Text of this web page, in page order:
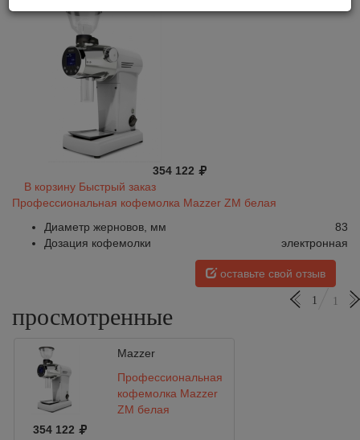
354 122
В корзину Быстрый заказ
Профессиональная кофемолка Mazzer ZM белая
Диаметр жерновов, мм
83
Дозация кофемолки
электронная
оставьте свой отзыв
просмотренные
1 1
Mazzer
Профессиональная
кофемолка Mazzer
ZM белая
354 122